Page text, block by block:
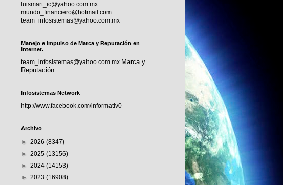
luismart_ic@yahoo.com.mx
mundo_financiero@hotmail.com
team_infosistemas@yahoo.com.mx
Manejo e impulso de Marca y Reputación en
Internet.
team_infosistemas@yahoo.com.mx Marca y
Reputación
Infosistemas Network
http://www.facebook.com/informativ0
Archivo
► 2026 (8347)
► 2025 (13156)
► 2024 (14153)
► 2023 (16908)